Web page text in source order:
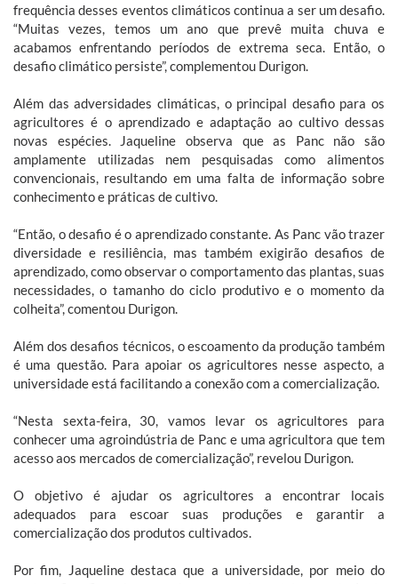
frequência desses eventos climáticos continua a ser um desafio.
“Muitas vezes, temos um ano que prevê muita chuva e
acabamos enfrentando períodos de extrema seca. Então, o
desafio climático persiste”, complementou Durigon.
Além das adversidades climáticas, o principal desafio para os
agricultores é o aprendizado e adaptação ao cultivo dessas
novas espécies. Jaqueline observa que as Panc não são
amplamente utilizadas nem pesquisadas como alimentos
convencionais, resultando em uma falta de informação sobre
conhecimento e práticas de cultivo.
“Então, o desafio é o aprendizado constante. As Panc vão trazer
diversidade e resiliência, mas também exigirão desafios de
aprendizado, como observar o comportamento das plantas, suas
necessidades, o tamanho do ciclo produtivo e o momento da
colheita”, comentou Durigon.
Além dos desafios técnicos, o escoamento da produção também
é uma questão. Para apoiar os agricultores nesse aspecto, a
universidade está facilitando a conexão com a comercialização.
“Nesta sexta-feira, 30, vamos levar os agricultores para
conhecer uma agroindústria de Panc e uma agricultora que tem
acesso aos mercados de comercialização”, revelou Durigon.
O objetivo é ajudar os agricultores a encontrar locais
adequados para escoar suas produções e garantir a
comercialização dos produtos cultivados.
Por fim, Jaqueline destaca que a universidade, por meio do